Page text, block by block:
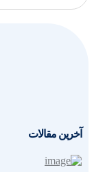
آخرین مقالات